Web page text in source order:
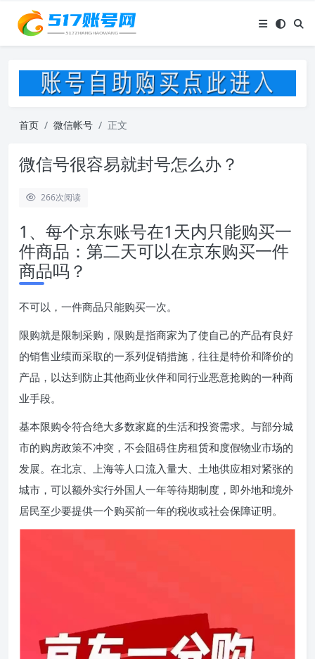
首页 微信帐号 正文
微信号很容易就封号怎么办？
266次阅读
1、每个京东账号在1天内只能购买一
件商品：第二天可以在京东购买一件
商品吗？
不可以，一件商品只能购买一次。
限购就是限制采购，限购是指商家为了使自己的产品有良好
的销售业绩而采取的一系列促销措施，往往是特价和降价的
产品，以达到防止其他商业伙伴和同行业恶意抢购的一种商
业手段。
基本限购令符合绝大多数家庭的生活和投资需求。与部分城
市的购房政策不冲突，不会阻碍住房租赁和度假物业市场的
发展。在北京、上海等人口流入量大、土地供应相对紧张的
城市，可以额外实行外国人一年等待期制度，即外地和境外
居民至少要提供一个购买前一年的税收或社会保障证明。